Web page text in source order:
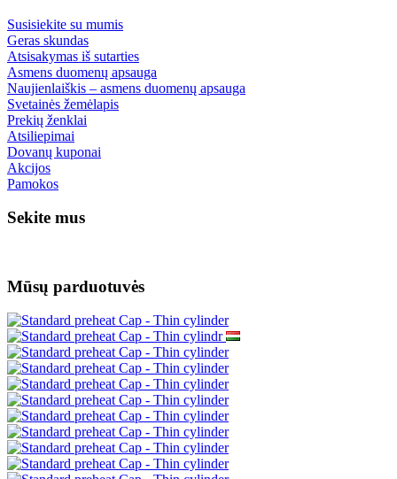
Susisiekite su mumis
Geras skundas
Atsisakymas iš sutarties
Asmens duomenų apsauga
Naujienlaiškis – asmens duomenų apsauga
Svetainės žemėlapis
Prekių ženklai
Atsiliepimai
Dovanų kuponai
Akcijos
Pamokos
Sekite mus
Mūsų parduotuvės